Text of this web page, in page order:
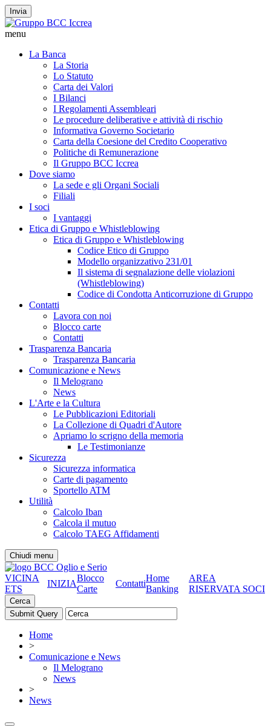
Invia
menu
La Banca
La Storia
Lo Statuto
Carta dei Valori
I Bilanci
I Regolamenti Assembleari
Le procedure deliberative e attività di rischio
Informativa Governo Societario
Carta della Coesione del Credito Cooperativo
Politiche di Remunerazione
Il Gruppo BCC Iccrea
Dove siamo
La sede e gli Organi Sociali
Filiali
I soci
I vantaggi
Etica di Gruppo e Whistleblowing
Etica di Gruppo e Whistleblowing
Codice Etico di Gruppo
Modello organizzativo 231/01
Il sistema di segnalazione delle violazioni
(Whistleblowing)
Codice di Condotta Anticorruzione di Gruppo
Contatti
Lavora con noi
Blocco carte
Contatti
Trasparenza Bancaria
Trasparenza Bancaria
Comunicazione e News
Il Melograno
News
L'Arte e la Cultura
Le Pubblicazioni Editoriali
La Collezione di Quadri d'Autore
Apriamo lo scrigno della memoria
Le Testimonianze
Sicurezza
Sicurezza informatica
Carte di pagamento
Sportello ATM
Utilità
Calcolo Iban
Calcola il mutuo
Calcolo TAEG Affidamenti
Chiudi menu
VICINA
ETS
INIZIA
Blocco
Carte
Contatti
Home
Banking
AREA
RISERVATA SOCI
Cerca
Home
>
Comunicazione e News
Il Melograno
News
>
News